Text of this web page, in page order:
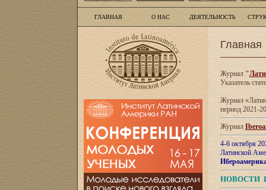
ГЛАВНАЯ О НАС ДЕЯТЕЛЬНОСТЬ
Главная
Журнал"
Указатель
Журнал
период 2021-
Журнал
4-6 октября
Латинской
НОВОСТИ